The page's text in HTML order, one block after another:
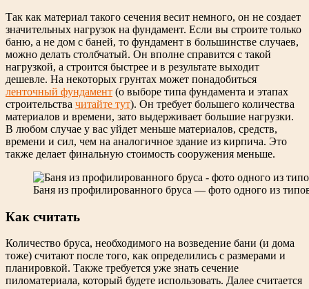
Так как материал такого сечения весит немного, он не создает
значительных нагрузок на фундамент. Если вы строите только
баню, а не дом с баней, то фундамент в большинстве случаев,
можно делать столбчатый. Он вполне справится с такой
нагрузкой, а строится быстрее и в результате выходит
дешевле. На некоторых грунтах может понадобиться
ленточный фундамент (о выборе типа фундамента и этапах
строительства читайте тут). Он требует большего количества
материалов и времени, зато выдерживает большие нагрузки.
В любом случае у вас уйдет меньше материалов, средств,
времени и сил, чем на аналогичное здание из кирпича. Это
также делает финальную стоимость сооружения меньше.
Баня из профилированного бруса — фото одного из
Как считать
Количество бруса, необходимого на возведение бани (и дома
тоже) считают после того, как определились с размерами и
планировкой. Также требуется уже знать сечение
пиломатериала, который будете использовать. Далее считается